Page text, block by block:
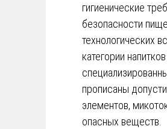
гигиенические
безопасности
технологических
категории
прописаны
элементов,
опасных веществ.